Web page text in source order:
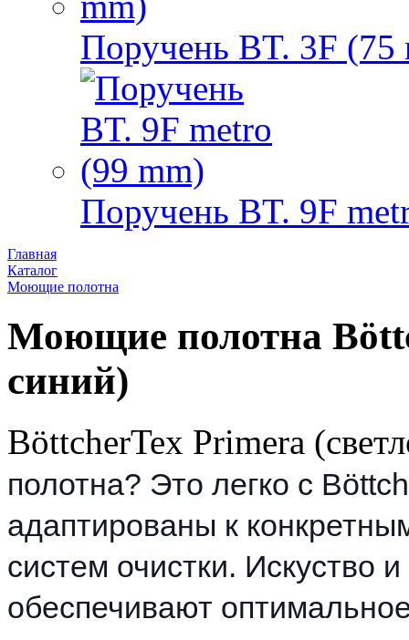
Поручень BT. 3F (75
Поручень BT. 9F
Главная
Каталог
Моющие полотна
Моющие полотна
синий)
BöttcherTex Primera
полотна? Это легко с
адаптированы к
систем очистки. Искуство
обеспечивают